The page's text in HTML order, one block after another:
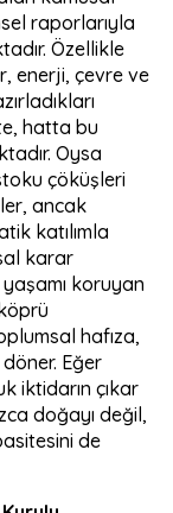
raporlarıyla
Özellikle
enerji, çevre ve
hatta bu
Oysa
çöküşleri
ancak
katılımla
karar
koruyan
hafıza,
Eğer
iktidarın çıkar
doğayı değil,
de